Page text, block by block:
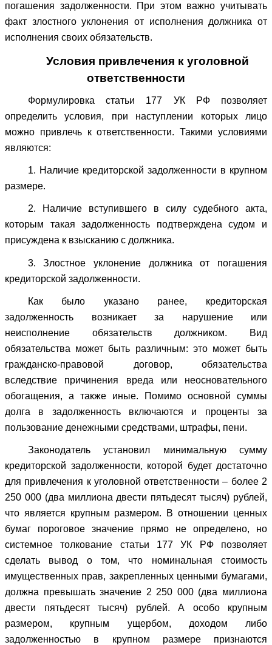
погашения задолженности. При этом важно учитывать
факт злостного уклонения от исполнения должника от
исполнения своих обязательств.
Условия привлечения к уголовной
ответственности
Формулировка статьи 177 УК РФ позволяет
определить условия, при наступлении которых лицо
можно привлечь к ответственности. Такими условиями
являются:
1. Наличие кредиторской задолженности в крупном
размере.
2. Наличие вступившего в силу судебного акта,
которым такая задолженность подтверждена судом и
присуждена к взысканию с должника.
3. Злостное уклонение должника от погашения
кредиторской задолженности.
Как было указано ранее, кредиторская
задолженность возникает за нарушение или
неисполнение обязательств должником. Вид
обязательства может быть различным: это может быть
гражданско-правовой договор, обязательства
вследствие причинения вреда или неосновательного
обогащения, а также иные. Помимо основной суммы
долга в задолженность включаются и проценты за
пользование денежными средствами, штрафы, пени.
Законодатель установил минимальную сумму
кредиторской задолженности, которой будет достаточно
для привлечения к уголовной ответственности – более 2
250 000 (два миллиона двести пятьдесят тысяч) рублей,
что является крупным размером. В отношении ценных
бумаг пороговое значение прямо не определено, но
системное толкование статьи 177 УК РФ позволяет
сделать вывод о том, что номинальная стоимость
имущественных прав, закрепленных ценными бумагами,
должна превышать значение 2 250 000 (два миллиона
двести пятьдесят тысяч) рублей. А особо крупным
размером, крупным ущербом, доходом либо
задолженностью в крупном размере признаются